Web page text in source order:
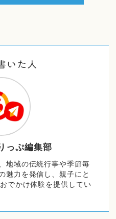
いた人
っぷ編集部
地域の伝統行事や季節毎
魅力を発信し、親子にと
でかけ体験を提供してい